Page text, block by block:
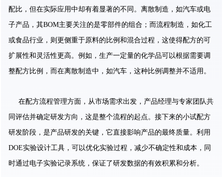
配比，但在实际应用中却有着显著的不同。离散制造，如汽车或电
子产品，其BOM主要关注的是零部件的组合；而流程制造，如化工
或食品行业，则更侧重于原料的比例和混合过程，这使得配方的可
扩展性和灵活性更高。例如，生产一定量的化学品可以根据需要调
整配方比例，而在离散制造中，如汽车，这种比例调整并不适用。
在配方流程管理方面，从市场需求出发，产品经理与专家团队共
同评估并确定研发方向，这是整个流程的起点。接下来的小试配方
研发阶段，是产品研发的关键，它直接影响产品的最终质量。利用
DOE实验设计工具，可以优化实验过程，减少不确定性和成本，同
时通过电子实验记录系统，保证了研发数据的有效积累和分析。